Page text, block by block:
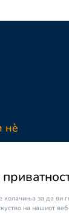
колачиња за да ви
на нашиот
нè